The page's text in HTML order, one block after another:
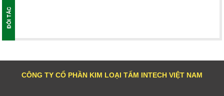
CÔNG TY CỔ PHẦN KIM LOẠI TẤM INTECH VIỆT NAM